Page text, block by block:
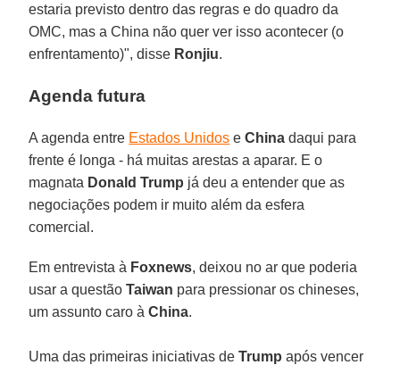
estaria previsto dentro das regras e do quadro da
OMC, mas a China não quer ver isso acontecer (o
enfrentamento)", disse Ronjiu.
Agenda futura
A agenda entre Estados Unidos eChina daqui para
frente é longa - há muitas arestas a aparar. E o
magnata Donald Trump já deu a entender que as
negociações podem ir muito além da esfera
comercial.
Em entrevista à Foxnews, deixou no ar que poderia
usar a questãoTaiwan para pressionar os chineses,
um assunto caro àChina.
Uma das primeiras iniciativas deTrump após vencer